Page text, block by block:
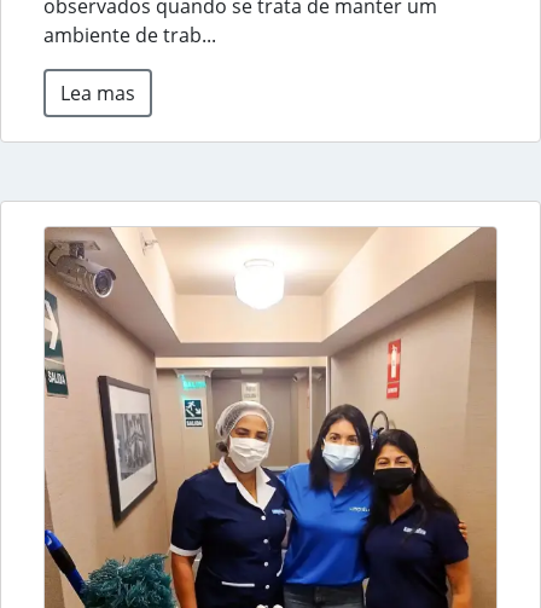
observados quando se trata de manter um
ambiente de trab...
Lea mas